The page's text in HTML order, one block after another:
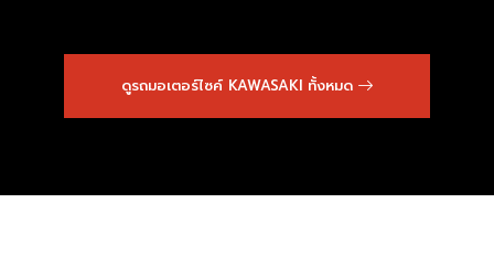
ดูรถมอเตอร์ไซค์ KAWASAKI ทั้งหมด